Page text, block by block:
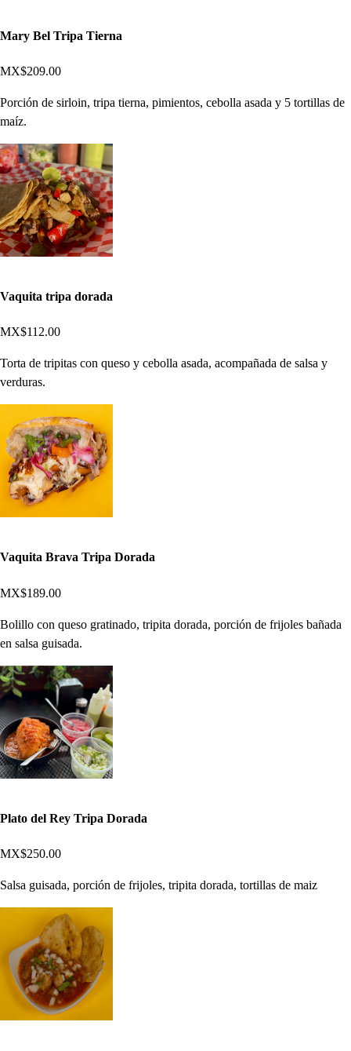
Mary Bel Tripa Tierna
MX$209.00
Porción de sirloin, tripa tierna, pimientos, cebolla asada y 5 tortillas de
maíz.
Vaquita tripa dorada
MX$112.00
Torta de tripitas con queso y cebolla asada, acompañada de salsa y
verduras.
Vaquita Brava Tripa Dorada
MX$189.00
Bolillo con queso gratinado, tripita dorada, porción de frijoles bañada
en salsa guisada.
Plato del Rey Tripa Dorada
MX$250.00
Salsa guisada, porción de frijoles, tripita dorada, tortillas de maiz